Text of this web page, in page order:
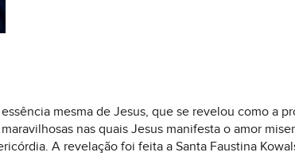
mesma de Jesus, que se revelou como a
nas quais Jesus manifesta o amor
A revelação foi feita a Santa Faustina